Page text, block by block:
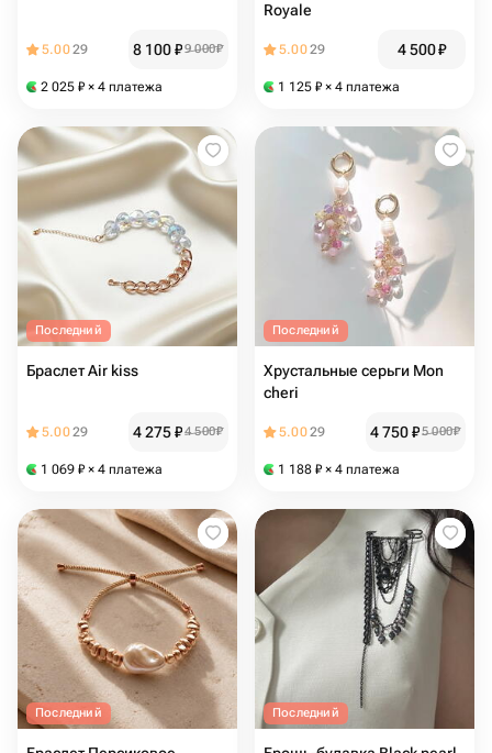
5.0029 8 100₽9 000₽
2 025 ₽ × 4 платежа
Royale
5.0029 4 500₽
1 125 ₽ × 4 платежа
Последний
Браслет Air kiss
5.0029 4 275₽4 500₽
1 069 ₽ × 4 платежа
Последний
Хрустальные серьги Mon
cheri
5.0029 4 750₽5 000₽
1 188 ₽ × 4 платежа
Последний Последний